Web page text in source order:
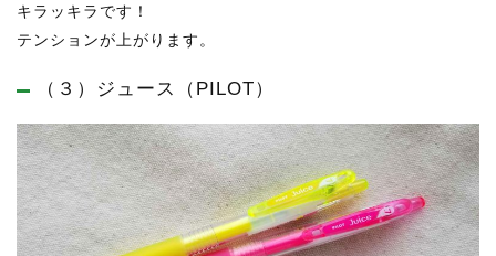
キラッキラです！
テンションが上がります。
（３）ジュース（PILOT）